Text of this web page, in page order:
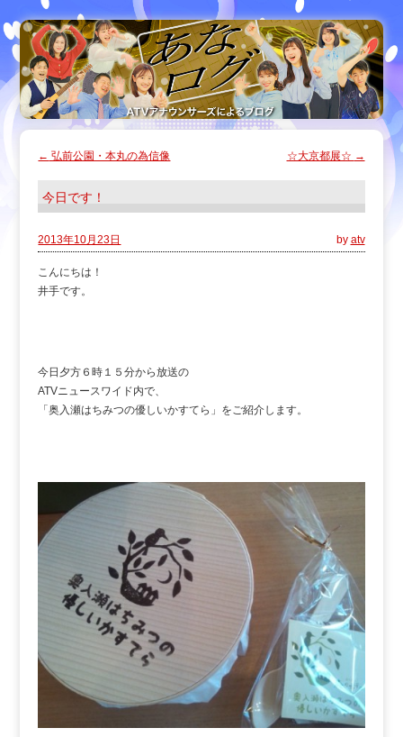
← 弘前公園・本丸の為信像 ☆大京都展☆ →
今日です！
2013年10月23日 by atv
こんにちは！
井手です。
今日夕方６時１５分から放送の
ATVニュースワイド内で、
「奥入瀬はちみつの優しいかすてら」をご紹介します。